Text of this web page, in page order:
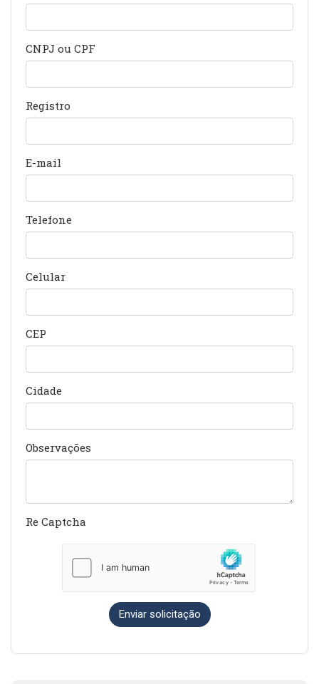
CNPJ ou CPF
Registro
E-mail
Telefone
Celular
CEP
Cidade
Observações
Re Captcha
Enviar solicitação